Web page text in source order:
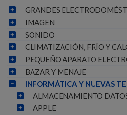
GRANDES
IMAGEN
SONIDO
CLIMATIZACIÓN, FRÍO Y
PEQUEÑO APARATO
BAZAR Y MENAJE
INFORMÁTICA Y NUEVAS
ALMACENAMIENTO
APPLE